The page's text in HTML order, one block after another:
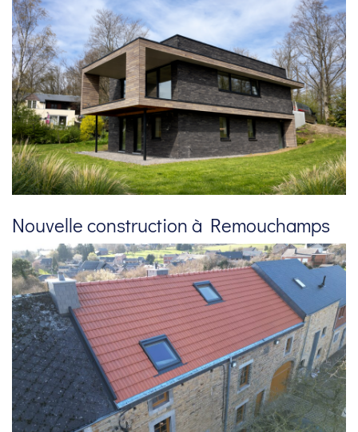
Nouvelle construction à Remouchamps